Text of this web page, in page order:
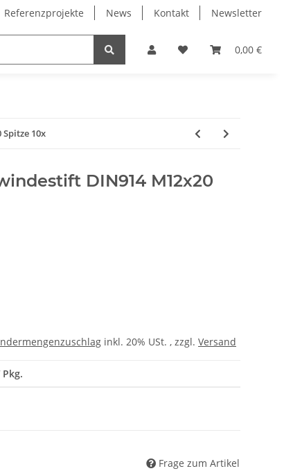
Referenzprojekte News Kontakt Newsletter
0,00 €
Lagertechnik Lineartechnik
10x
DIN914 M12x20
inkl. 20% USt. , zzgl. Versand
Frage zum Artikel